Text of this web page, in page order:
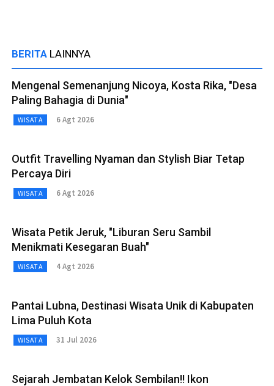
BERITA LAINNYA
Mengenal Semenanjung Nicoya, Kosta Rika, "Desa
Paling Bahagia di Dunia"
WISATA 6 Agt 2026
Outfit Travelling Nyaman dan Stylish Biar Tetap
Percaya Diri
WISATA 6 Agt 2026
Wisata Petik Jeruk, "Liburan Seru Sambil
Menikmati Kesegaran Buah"
WISATA 4 Agt 2026
Pantai Lubna, Destinasi Wisata Unik di Kabupaten
Lima Puluh Kota
WISATA 31 Jul 2026
Sejarah Jembatan Kelok Sembilan!! Ikon